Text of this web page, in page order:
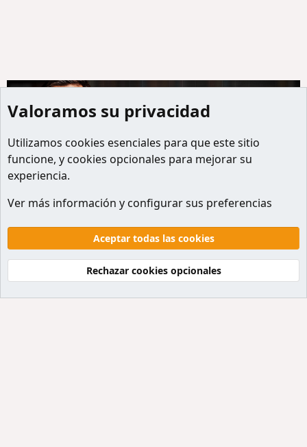
Miembros
Default style
Español
Términos y reglas
Politicas de privacidad
Ayuda
Inicio
R
S
S
Community platform by XenForo® © 2010-2026 XenForo Ltd.
Valoramos su privacidad
Utilizamos cookies esenciales para que este sitio
funcione, y cookies opcionales para mejorar su
experiencia.
Ver más información y configurar sus preferencias
Aceptar todas las cookies
Rechazar cookies opcionales